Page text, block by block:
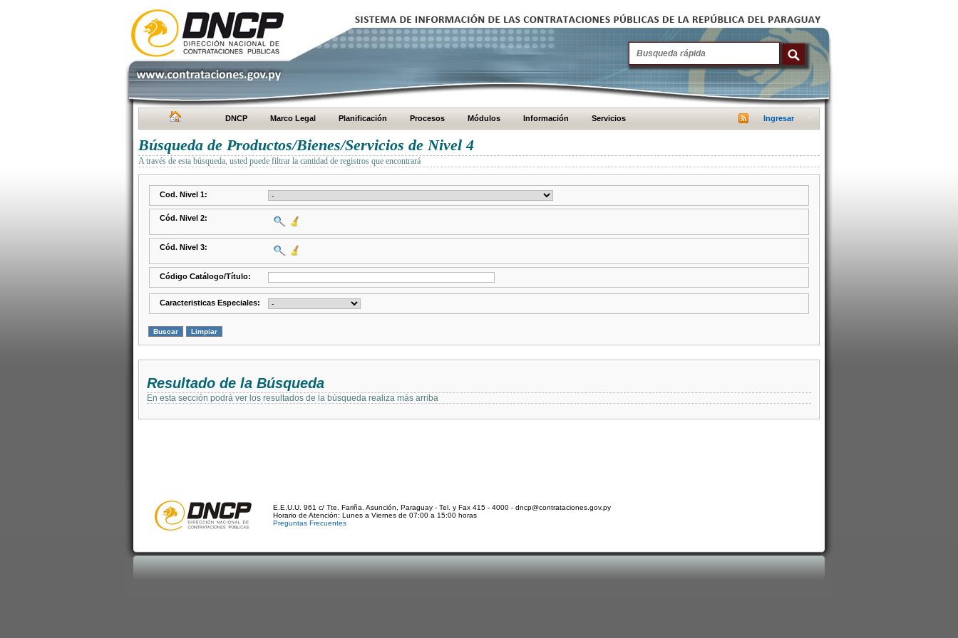
DNCP Marco Legal Planificación Procesos Módulos Información Servicios Ingresar
Búsqueda de Productos/Bienes/Servicios de Nivel 4
A través de esta búsqueda, usted puede filtrar la cantidad de registros que encontrará
Cod. Nivel 1:
Cód. Nivel 2:
Cód. Nivel 3:
Código Catálogo/Título:
Caracteristicas Especiales:
Resultado de la Búsqueda
En esta sección podrá ver los resultados de la búsqueda realiza más arriba
E.E.U.U. 961 c/ Tte. Fariña. Asunción, Paraguay - Tel. y Fax 415 - 4000 - dncp@contrataciones.gov.py
Horario de Atención: Lunes a Viernes de 07:00 a 15:00 horas
Preguntas Frecuentes